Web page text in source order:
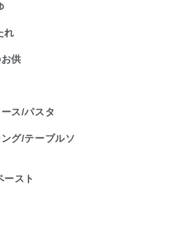
れ
供
ス/パスタ
ング/テーブルソ
ースト